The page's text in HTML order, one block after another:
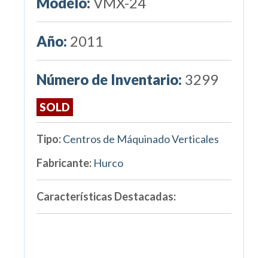
Año: 2011
Número de Inventario: 3299
SOLD
Tipo:Centros de Máquinado Verticales
Fabricante: Hurco
Características Destacadas: